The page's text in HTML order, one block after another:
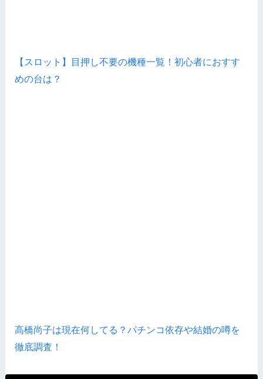
【スロット】目押し不要の機種一覧！初心者におすす
めの台は？
高橋尚子は現在何してる？パチンコ依存や結婚の噂を
徹底調査！